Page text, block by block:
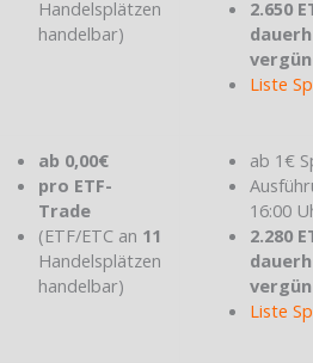
Handelsplätzen
handelbar)
2.650
Liste
ab 0,00€
pro ETF-
Trade
(ETF/ETC an 11
Handelsplätzen
handelbar)
ab 1€
16:00
2.280
Liste